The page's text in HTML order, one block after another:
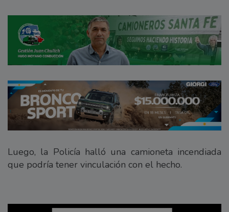
Luego, la Policía halló una camioneta incendiada
que podría tener vinculación con el hecho.